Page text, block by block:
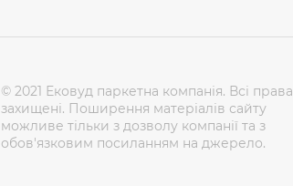
© 2021 Ековуд паркетна компанія. Всі права
захищені. Поширення матеріалів сайту
можливе тільки з дозволу компанії та з
обов'язковим посиланням на джерело.